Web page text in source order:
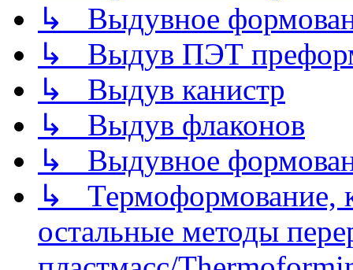
↳ Выдувное
↳ Выдув ПЭТ
↳ Выдув канистр
↳ Выдув флаконов
↳ Выдувное
↳ Термоформование,
остальные методы